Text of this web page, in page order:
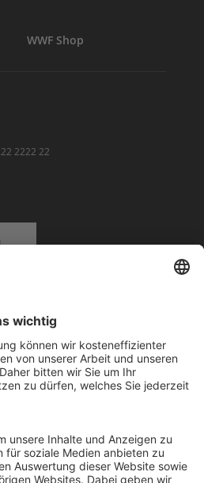
WWF Shop
2222 22
geltend gemacht werden